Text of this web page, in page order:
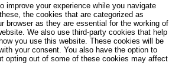
improve your experience while you navigate
the cookies that are categorized as
browser as they are essential for the working of
We also use third-party cookies that help
you use this website. These cookies will be
your consent. You also have the option to
opting out of some of these cookies may affect